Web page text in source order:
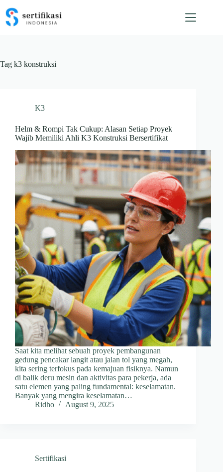
content
Tag k3 konstruksi
K3
Helm & Rompi Tak Cukup: Alasan Setiap Proyek
Wajib Memiliki Ahli K3 Konstruksi Bersertifikat
Saat kita melihat sebuah proyek pembangunan
gedung pencakar langit atau jalan tol yang megah,
kita sering terfokus pada kemajuan fisiknya. Namun
di balik deru mesin dan aktivitas para pekerja, ada
satu elemen yang paling fundamental: keselamatan.
Banyak yang mengira keselamatan…
Ridho
August 9, 2025
Sertifikasi